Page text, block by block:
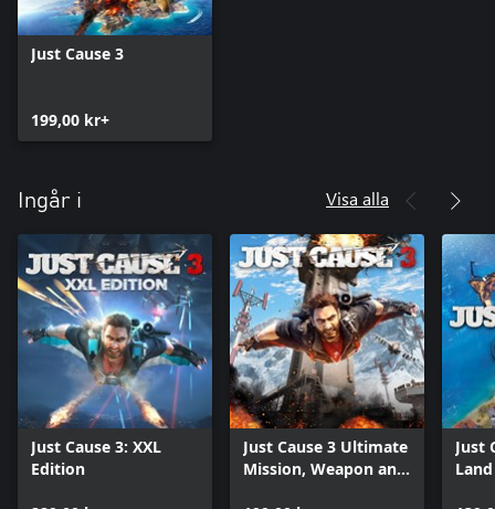
Just Cause 3
199,00 kr+
Ingår i Visa alla
Just Cause 3: XXL
Edition
Just Cause 3 Ultimate
Mission, Weapon and
Just